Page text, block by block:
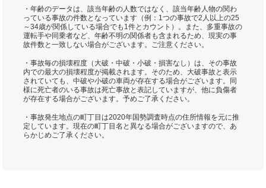
・年齢のデータは、該当年齢の人数ではなく、該当年齢人物の関わ
っている事故の件数となっています（例：1つの事故で2人以上の25
～34歳が関係している場合でも1件とカウント）。また、多重事故の
運転手や同乗者など、年齢不明の関係者も含まれるため、現実の事
故件数と一致しない場合がございます。ご注意ください。
・事故毎の損壊程度（大破・中破・小破・損害なし）は、その事故
内での最大の損壊程度が掲載されます。そのため、大破事故と表示
されていても、中破や小破の車両が存在する場合がございます。同
様に死亡者のいる事故は死亡事故と表記していますが、他に負傷者
が存在する場合がございます。予めご了承ください。
・事故発生地点の町丁目は2020年国勢調査時点の住所情報を元に推
定しています。現在の町丁目名と異なる場合がございますので、あ
らかじめご了承ください。